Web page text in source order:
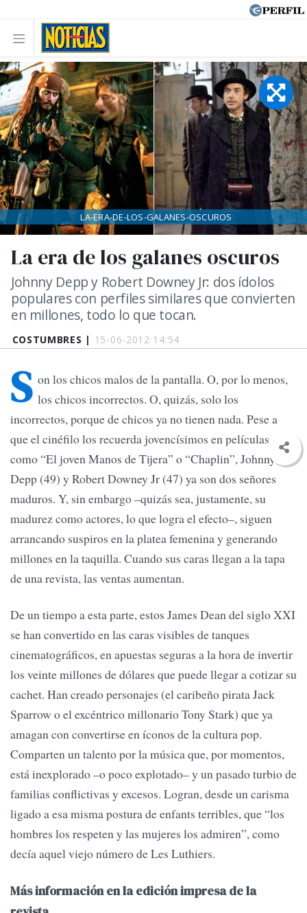
COSTUMBRES | 15-06-2012 14:54
La era de los galanes oscuros
Johnny Depp y Robert Downey Jr: dos ídolos
populares con perfiles similares que convierten
en millones, todo lo que tocan.
LA-ERA-DE-LOS-GALANES-OSCUROS
S on los chicos malos de la pantalla. O, por lo menos,
los chicos incorrectos. O, quizás, solo los
incorrectos, porque de chicos ya no tienen nada. Pese a
que el cinéfilo los recuerda jovencísimos en películas
como “El joven Manos de Tijera” o “Chaplin”, Johnny
Depp (49) y Robert Downey Jr (47) ya son dos señores
maduros. Y, sin embargo –quizás sea, justamente, su
madurez como actores, lo que logra el efecto–, siguen
arrancando suspiros en la platea femenina y generando
millones en la taquilla. Cuando sus caras llegan a la tapa
de una revista, las ventas aumentan.
De un tiempo a esta parte, estos James Dean del siglo XXI
se han convertido en las caras visibles de tanques
cinematográficos, en apuestas seguras a la hora de invertir
los veinte millones de dólares que puede llegar a cotizar su
cachet. Han creado personajes (el caribeño pirata Jack
Sparrow o el excéntrico millonario Tony Stark) que ya
amagan con convertirse en íconos de la cultura pop.
Comparten un talento por la música que, por momentos,
está inexplorado –o poco explotado– y un pasado turbio de
familias conflictivas y excesos. Logran, desde un carisma
ligado a esa misma postura de enfants terribles, que “los
hombres los respeten y las mujeres los admiren”, como
decía aquel viejo número de Les Luthiers.
Más información en la edición impresa de la